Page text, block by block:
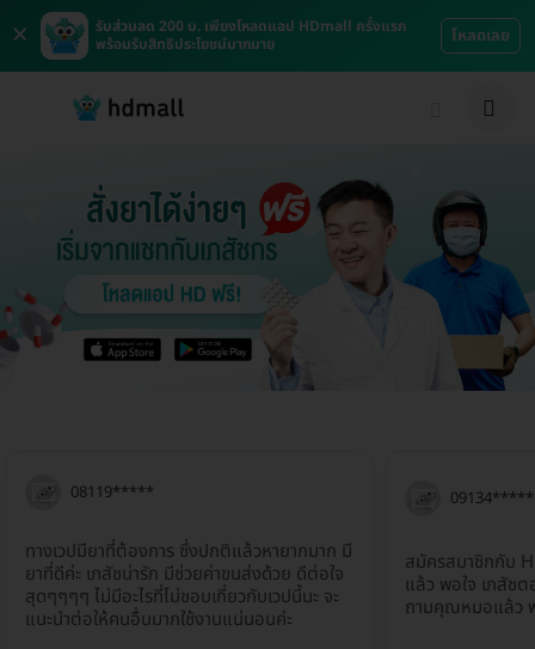
×
รับส่วนลด 200 บ. เพียงโหลดแอป HDmall ครั้งแรก
พร้อมรับสิทธิประโยชน์มากมาย
โหลดเลย
ทางเวปมียาที่ต้องการ ซึ่งปกติแล้วหายากมาก มี
ยาที่ดีค่ะ เภสัชน่ารัก มีช่วยค่าขนส่งด้วย ดีต่อใจ
สุดๆๆๆๆ ไม่มีอะไรที่ไม่ชอบเกี่ยวกับเวปนี้นะ จะ
แนะนำต่อให้คนอื่นมากใช้งานแน่นอนค่ะ
08119*****
สมัครสมาชิกกับ
แล้ว พอใจ เภสัชต
ถามคุณหมอแล้ว
09134*****